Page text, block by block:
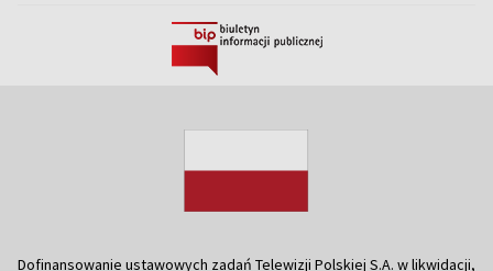
Dofinansowanie ustawowych zadań Telewizji Polskiej S.A. w likwidacji,